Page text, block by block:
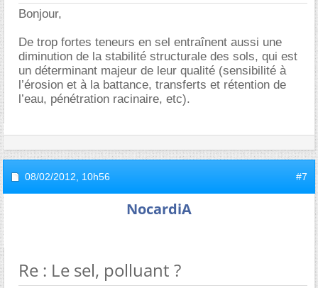
Bonjour,
De trop fortes teneurs en sel entraînent aussi une
diminution de la stabilité structurale des sols, qui est
un déterminant majeur de leur qualité (sensibilité à
l’érosion et à la battance, transferts et rétention de
l’eau, pénétration racinaire, etc).
08/02/2012, 10h56 #7
NocardiA
Re : Le sel, polluant ?